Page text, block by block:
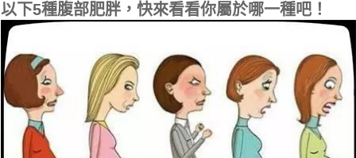
以下5種腹部肥胖，快來看看你屬於哪一種吧！